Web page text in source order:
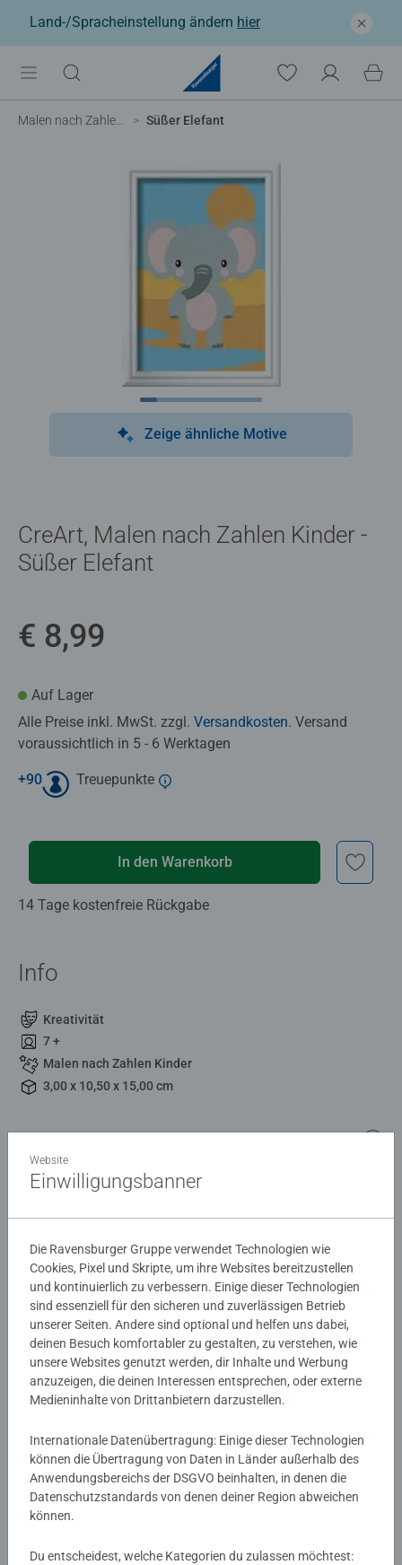
Land-/Spracheinstellung ändern hier
Malen nach Zahlen Kinder Süßer Elefant
Zeige ähnliche Motive
CreArt, Malen nach Zahlen Kinder -
Süßer Elefant
€ 8,99
Auf Lager
Alle Preise inkl. MwSt. zzgl. Versandkosten. Versand
voraussichtlich in 5 - 6 Werktagen
+90 Treuepunkte
In den Warenkorb
14 Tage kostenfreie Rückgabe
Info
Kreativität
7 +
Malen nach Zahlen Kinder
3,00 x 10,50 x 15,00 cm
Farbige Motivlinien: Größerer Malspaß & ein schöneres
ganze Motiv Süßer Elefant und die Farben schneller
erkennen. Der Pinsel hat eine gute Führung und so
entsteht ein perfektes Bild.
Die schönen Motive zum Ausmalen sind eine tolle
Geschenkidee für Kinder ab 7 Jahren und eine schöne
Dekoration. In diesem Malset sind bereits 6 fertig
gemischte Acrylfarben enthalten. Verpackungsdesign
kann abweichen.
Mit Malen nach Zahlen von Ravensburger lernen die
Kinder Flächen sorgfältig auszumalen, ihr Maltalent zu
verbessern sowie feinmotorische Fähigkeiten zu
entwickeln. Am Ende stehen Freude, Stolz und ein
Die Motive sind altersgerecht in drei Schwierigkeitsstufen
Details
Artikelnummer:
12023102
EAN:
4005555231028
Warnhinweise und Herstellerinformation
Noch keine Bewertungen
abgegeben
Website
Einwilligungsbanner
Die Ravensburger Gruppe verwendet Technologien wie
Cookies, Pixel und Skripte, um ihre Websites bereitzustellen
und kontinuierlich zu verbessern. Einige dieser Technologien
sind essenziell für den sicheren und zuverlässigen Betrieb
unserer Seiten. Andere sind optional und helfen uns dabei,
deinen Besuch komfortabler zu gestalten, zu verstehen, wie
unsere Websites genutzt werden, dir Inhalte und Werbung
anzuzeigen, die deinen Interessen entsprechen, oder externe
Medieninhalte von Drittanbietern darzustellen.
Internationale Datenübertragung: Einige dieser Technologien
können die Übertragung von Daten in Länder außerhalb des
Anwendungsbereichs der DSGVO beinhalten, in denen die
Datenschutzstandards von denen deiner Region abweichen
können.
Du entscheidest, welche Kategorien du zulassen möchtest: